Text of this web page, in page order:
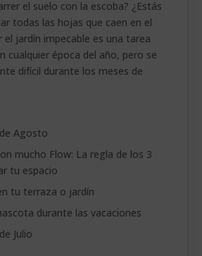
el suelo con la escoba? ¿Estás
todas las hojas que caen en el
el jardín impecable es una tarea
cualquier época del año, pero se
difícil durante los meses de
Agosto
mucho Flow: La regla de los 3
tu espacio
tu terraza o jardín
durante las vacaciones
Julio